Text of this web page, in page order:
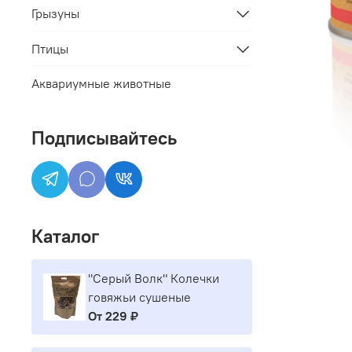
Грызуны
Птицы
Аквариумные животные
Подписывайтесь
Каталог
"Серый Волк" Колечки
говяжьи сушеные
От 229 ₽